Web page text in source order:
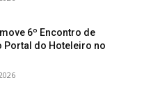
6º Encontro de
Portal do Hoteleiro no